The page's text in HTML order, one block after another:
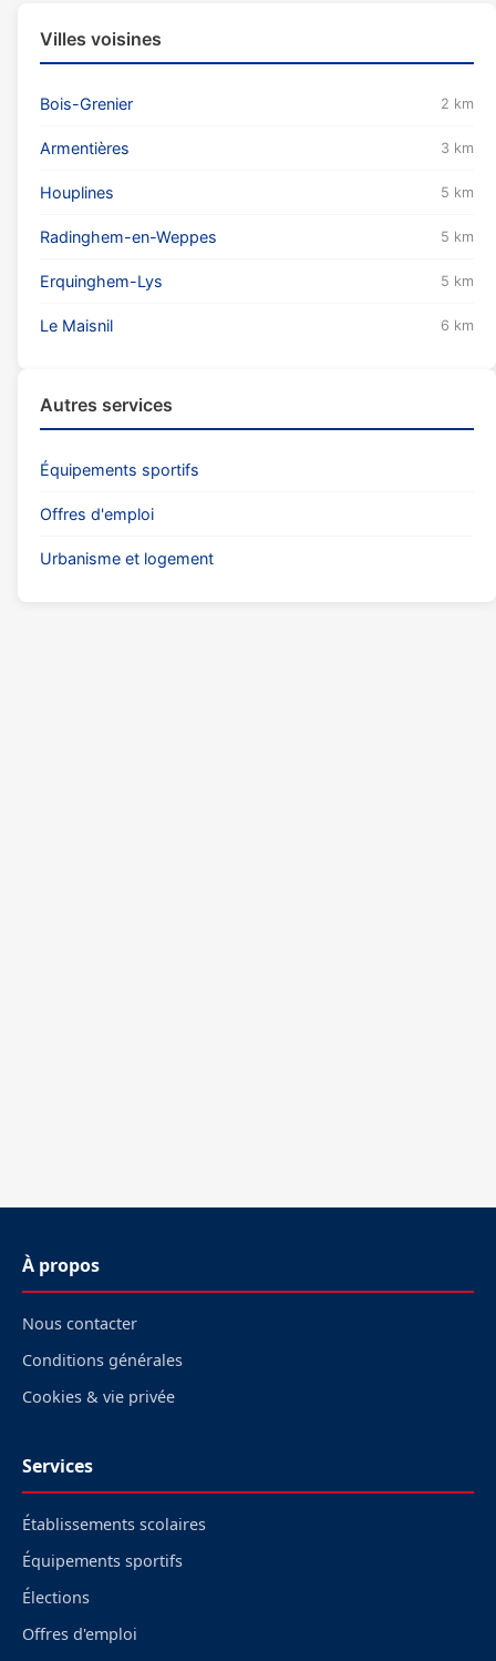
Villes voisines
Bois-Grenier 2 km
Armentières 3 km
Houplines 5 km
Radinghem-en-Weppes 5 km
Erquinghem-Lys 5 km
Le Maisnil 6 km
Autres services
Équipements sportifs
Offres d'emploi
Urbanisme et logement
À propos
Nous contacter
Conditions générales
Cookies & vie privée
Services
Établissements scolaires
Équipements sportifs
Élections
Offres d'emploi